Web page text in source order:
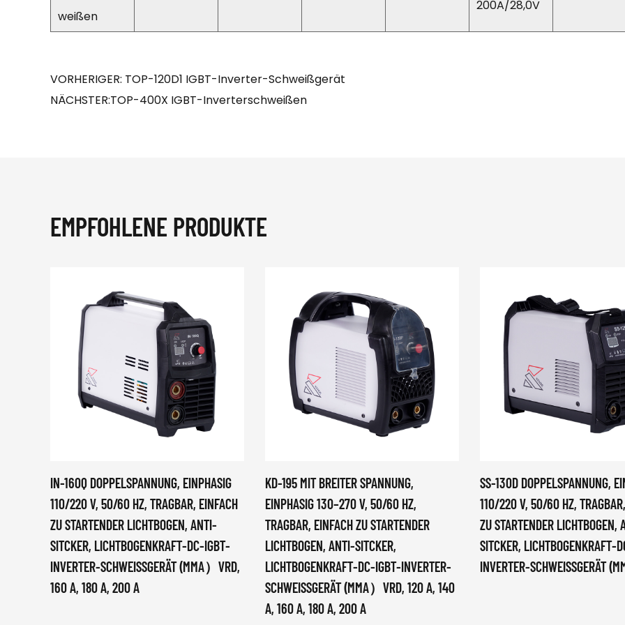
weißen
200A/28,0V
VORHERIGER: TOP-120D1 IGBT-Inverter-Schweißgerät
NÄCHSTER:TOP-400X IGBT-Inverterschweißen
EMPFOHLENE PRODUKTE
IN-160Q DOPPELSPANNUNG, EINPHASIG
110/220 V, 50/60 HZ, TRAGBAR, EINFACH
ZU STARTENDER LICHTBOGEN, ANTI-
SITCKER, LICHTBOGENKRAFT-DC-IGBT-
INVERTER-SCHWEISSGERÄT (MMA）VRD, 1
60 A, 180 A, 200 A
KD-195 MIT BREITER SPANNUNG,
EINPHASIG 130–270 V, 50/60 HZ,
TRAGBAR, EINFACH ZU STARTENDER
LICHTBOGEN, ANTI-SITCKER,
LICHTBOGENKRAFT-DC-IGBT-INVERTER-
SCHWEISSGERÄT (MMA）VRD, 120 A, 140 A
, 160 A, 180 A, 200 A
SS-130D DOPPELSPANNUNG,
110/220 V, 50/60 HZ,
ZU STARTENDER LICHTBOGEN,
SITCKER, LICHTBOGENKRAFT-
INVERTER-SCHWEISSGERÄT